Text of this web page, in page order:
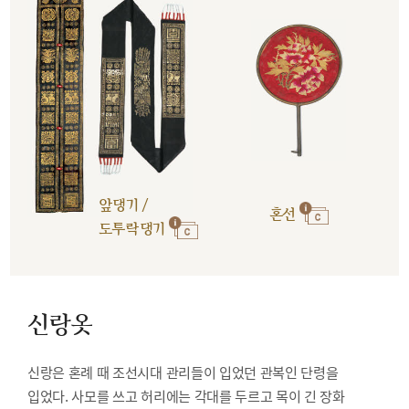
앞댕기 /
도투락댕기
혼선
신랑옷
신랑은 혼례 때 조선시대 관리들이 입었던 관복인 단령을
입었다. 사모를 쓰고 허리에는 각대를 두르고 목이 긴 장화